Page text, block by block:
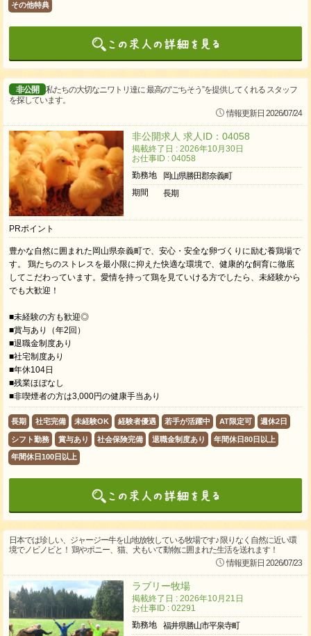
その他特典
非公開
私たちの大切なニワトリ達に 最高の“ごちそう”を提供してくれる スタッフ
を探しています。
情報更新日 2026/07/24
非公開求人 求人ID：04058
掲載終了日 : 2026年10月30日
お仕事ID : 04058
勤務地
岡山県勝田郡奈義町
期間
長期
PRポイント
豊かな自然に囲まれた岡山県奈義町で、安心・安全な卵づくりに励む養鶏場で
す。 鶏たちのストレスを最小限に抑えた快適な環境で、健康的な飼育に徹底
してこだわっています。愛情を持って鶏を見ていける方でしたら、未経験から
でも大歓迎！
■未経験の方も歓迎◎
■賞与あり（年2回）
■退職金制度あり
■社宅制度あり
■年休104日
■残業ほぼなし
■非喫煙者の方は3,000円の健康手当あり
長期 社宅完備 未経験OK 経験者優遇 若手が活躍中 AT限定可 週休2日
シフト勤務 賞与あり 社会保険完備 退職金制度あり 年間休日80日以上
年間休日100日以上
日本では珍しい、ジャージー牛を山地放牧している牧場です♪ 限りなく自然に近い環
境でノビノビと！ 鶏やポニー、猫、犬もいて動物に囲まれた生活を送れます！
情報更新日 2026/07/23
ラブリー牧場
掲載終了日 : 2026年10月21日
お仕事ID : 02291
勤務地
福井県勝山市平泉寺町